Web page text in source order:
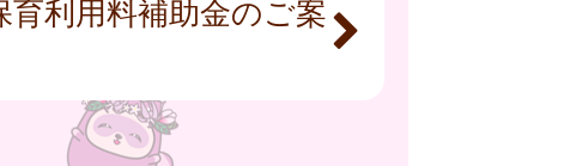
利用料補助金のご案